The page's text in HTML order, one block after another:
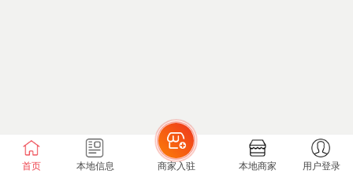
首页 本地信息 商家入驻 本地商家 用户登录